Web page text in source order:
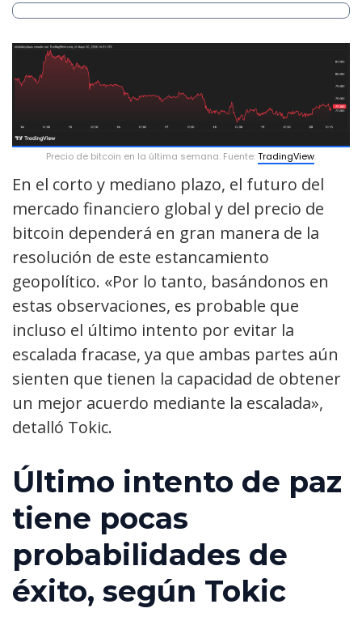
Precio de bitcoin en la última semana. Fuente:TradingView.
En el corto y mediano plazo, el futuro del
mercado financiero global y del precio de
bitcoin dependerá en gran manera de la
resolución de este estancamiento
geopolítico. «Por lo tanto, basándonos en
estas observaciones, es probable que
incluso el último intento por evitar la
escalada fracase, ya que ambas partes aún
sienten que tienen la capacidad de obtener
un mejor acuerdo mediante la escalada»,
detalló Tokic.
Último intento de paz
tiene pocas
probabilidades de
éxito, según Tokic